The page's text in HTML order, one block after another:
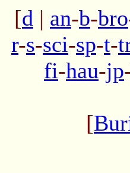
[d | an-b-bro
r-s-sci-sp-t-
fi-hau-jp
[